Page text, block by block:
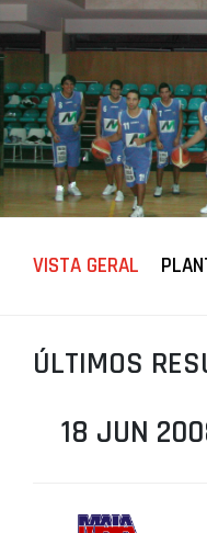
PROJETOS
LIGA BETCLIC
LIGA BETCLIC
VISTA GERAL
ÚLTIMOS
18 JUN